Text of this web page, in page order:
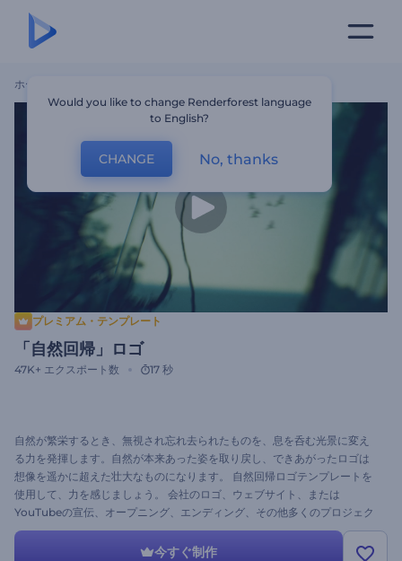
ホーム
プレミアム・テンプレート
「自然回帰」ロゴ
47K+ エクスポート数 17 秒
自然が繁栄するとき、無視され忘れ去られたものを、息を呑む光景に変え
る力を発揮します。自然が本来あった姿を取り戻し、できあがったロゴは
想像を遥かに超えた壮大なものになります。 自然回帰ロゴテンプレートを
使用して、力を感じましょう。 会社のロゴ、ウェブサイト、または
YouTubeの宣伝、オープニング、エンディング、その他多くのプロジェク
トを紹介しましょう。 画像をアップロードし、回帰を通してロゴがどうな
今すぐ制作
Would you like to change Renderforest language
to English?
CHANGE No, thanks